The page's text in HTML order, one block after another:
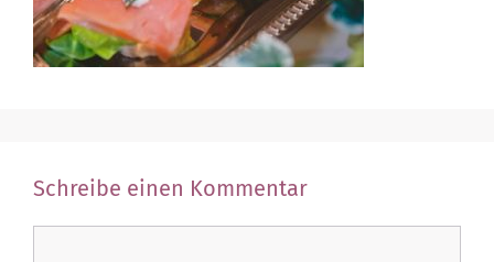
Schreibe einen Kommentar